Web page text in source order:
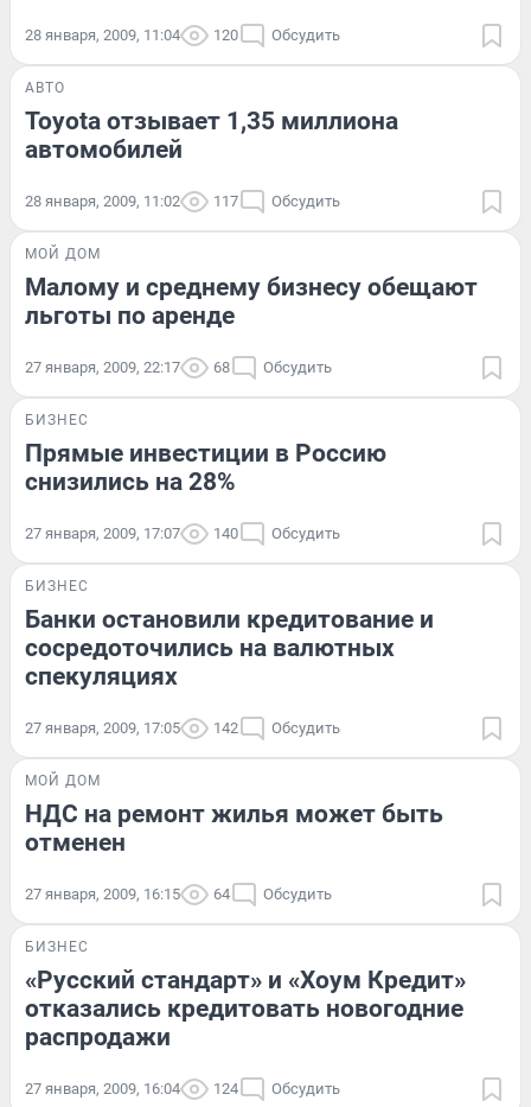
28 января, 2009, 11:04 120 Обсудить
АВТО
Toyota отзывает 1,35 миллиона
автомобилей
28 января, 2009, 11:02 117 Обсудить
МОЙ ДОМ
Малому и среднему бизнесу обещают
льготы по аренде
27 января, 2009, 22:17 68 Обсудить
БИЗНЕС
Прямые инвестиции в Россию
снизились на 28%
27 января, 2009, 17:07 140 Обсудить
БИЗНЕС
Банки остановили кредитование и
сосредоточились на валютных
спекуляциях
27 января, 2009, 17:05 142 Обсудить
МОЙ ДОМ
НДС на ремонт жилья может быть
отменен
27 января, 2009, 16:15 64 Обсудить
БИЗНЕС
«Русский стандарт» и «Хоум Кредит»
отказались кредитовать новогодние
распродажи
27 января, 2009, 16:04 124 Обсудить